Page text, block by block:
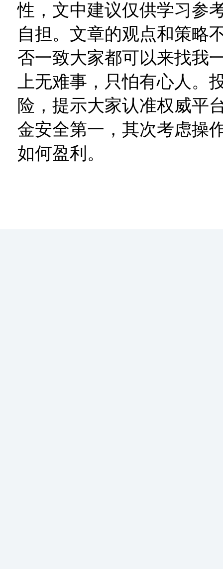
性，文中建议仅供学习参
自担。文章的观点和策略
否一致大家都可以来找我
上无难事，只怕有心人。
险，提示大家认准权威平
金安全第一，其次考虑操
如何盈利。